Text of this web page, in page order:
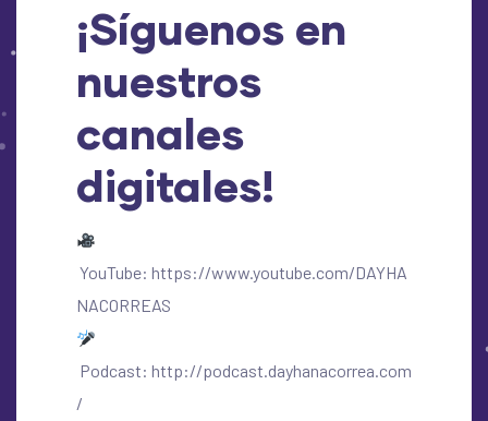
¡Síguenos en
nuestros
canales
digitales!
YouTube: https://www.youtube.com/DAYHA
NACORREAS
Podcast: http://podcast.dayhanacorrea.com
/